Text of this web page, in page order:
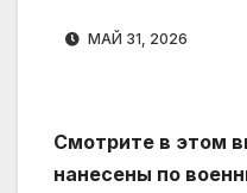
МАЙ 31, 2026
Смотрите в этом
нанесены по